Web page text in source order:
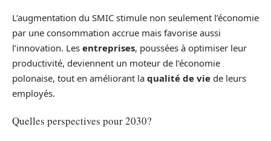
L’augmentation du SMIC stimule non seulement l’économie
par une consommation accrue mais favorise aussi
l’innovation. Les entreprises, poussées à optimiser leur
productivité, deviennent un moteur de l’économie
polonaise, tout en améliorant la qualité de vie de leurs
employés.
Quelles perspectives pour 2030?